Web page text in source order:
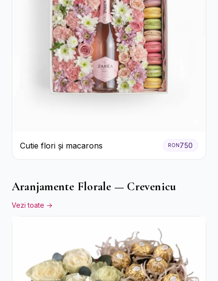
Cutie flori și macarons RON 750
Aranjamente Florale — Crevenicu
Vezi toate →